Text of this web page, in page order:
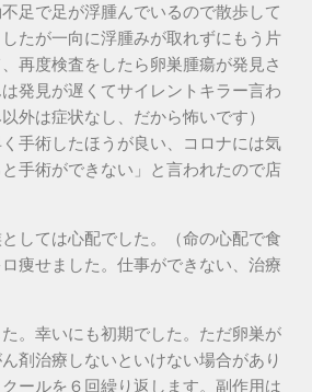
足で足が浮腫んでいるので散歩して
たが一向に浮腫みが取れずにもう片
再度検査をしたら卵巣腫瘍が発見さ
発見が遅くてサイレントキラー言わ
外は症状なし、だから怖いです）
く手術したほうが良い、コロナには気
手術ができない」と言われたので店
しては心配でした。（命の心配で食
痩せました。仕事ができない、治療
。幸いにも初期でした。ただ卵巣が
剤治療しないといけない場合があり
ールを６回繰り返します。副作用は